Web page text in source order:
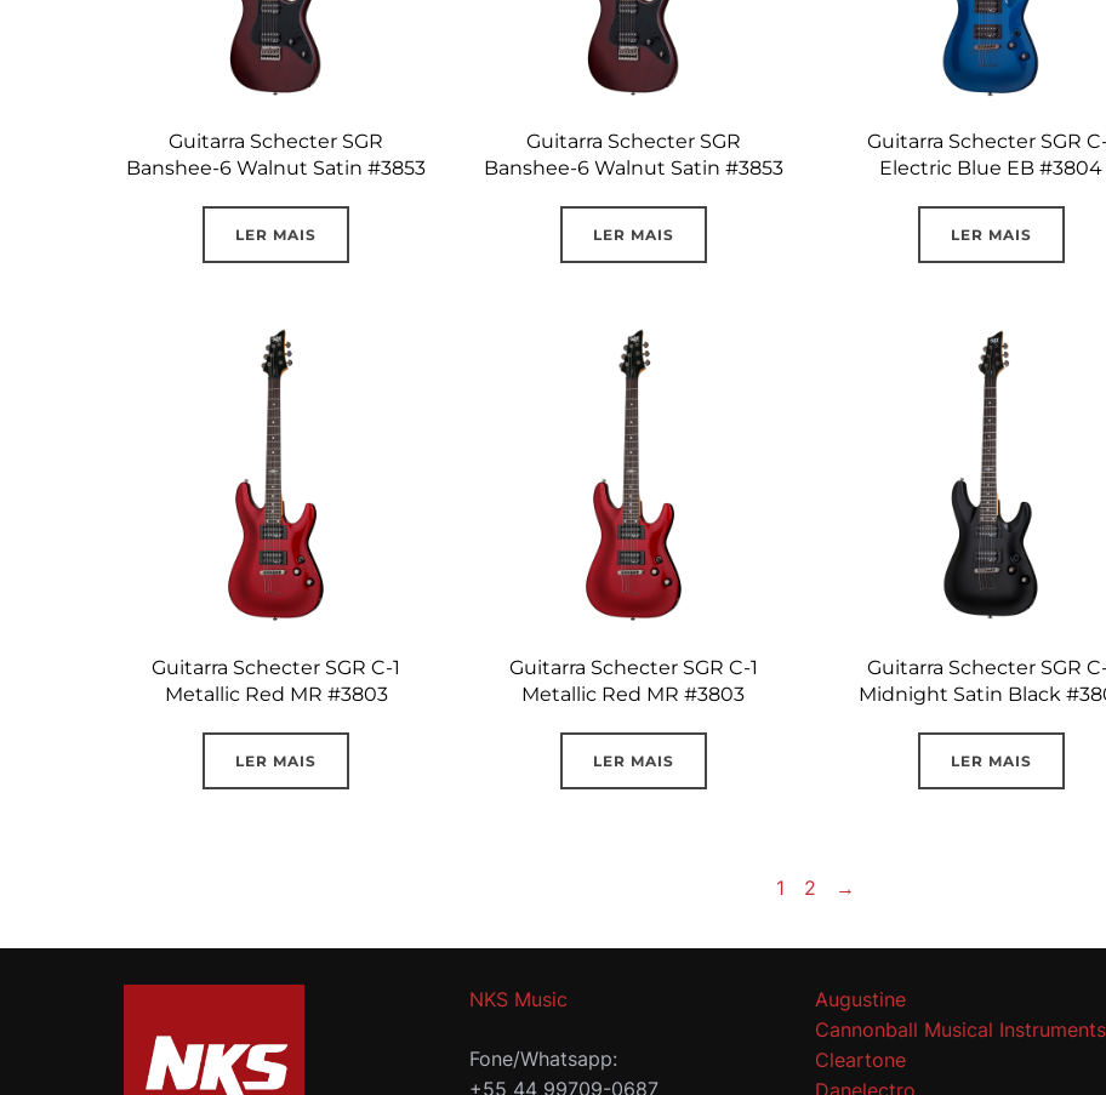
Guitarra Schecter SGR
Banshee-6 Walnut Satin #3853
LER MAIS
Guitarra Schecter SGR
Banshee-6 Walnut Satin #3853
LER MAIS
Guitarra Schecter SGR C-
Electric Blue EB #3804
LER MAIS
Guitarra Schecter SGR C-1
Metallic Red MR #3803
LER MAIS
Guitarra Schecter SGR C-1
Metallic Red MR #3803
LER MAIS
Guitarra Schecter SGR C-
Midnight Satin Black
LER MAIS
1 2 →
NKS Music
Fone/Whatsapp:
+55 44 99709-0687
Augustine
Cannonball Musical Instruments
Cleartone
Danelectro